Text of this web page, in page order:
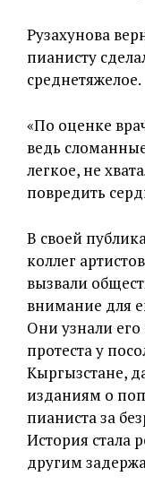
Рузахунова
пианисту
среднетяжелое.
«По оценке
ведь
легкое, не
повредить
В своей
коллег
вызвали
внимание для
Они узнали
протеста у
Кыргызстане,
изданиям о
пианиста за
История стала
другим